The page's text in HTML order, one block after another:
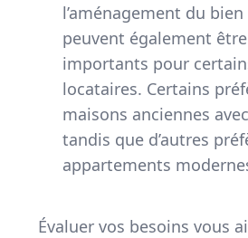
l’aménagement du
peuvent également
importants pour
locataires. Certains
maisons anciennes
tandis que d’autres
appartements
Évaluer vos besoins vous